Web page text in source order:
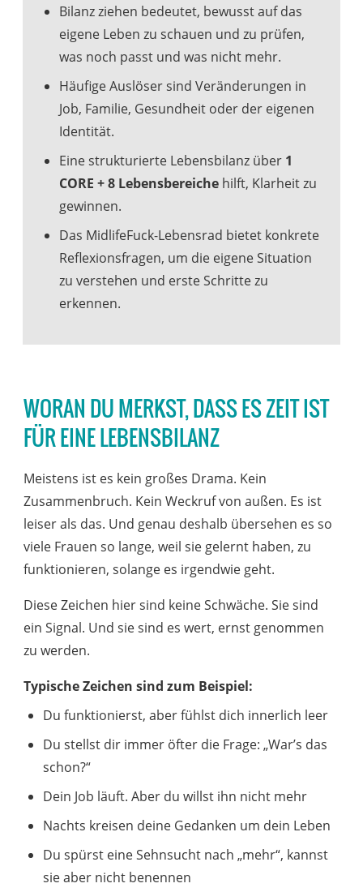
Bilanz ziehen bedeutet, bewusst auf das
eigene Leben zu schauen und zu prüfen,
was noch passt und was nicht mehr.
Häufige Auslöser sind Veränderungen in
Job, Familie, Gesundheit oder der eigenen
Identität.
Eine strukturierte Lebensbilanz über 1
CORE + 8 Lebensbereiche hilft, Klarheit zu
gewinnen.
Das MidlifeFuck-Lebensrad bietet konkrete
Reflexionsfragen, um die eigene Situation
zu verstehen und erste Schritte zu
erkennen.
WORAN DU MERKST, DASS ES ZEIT IST
FÜR EINE LEBENSBILANZ
Meistens ist es kein großes Drama. Kein
Zusammenbruch. Kein Weckruf von außen. Es ist
leiser als das. Und genau deshalb übersehen es so
viele Frauen so lange, weil sie gelernt haben, zu
funktionieren, solange es irgendwie geht.
Diese Zeichen hier sind keine Schwäche. Sie sind
ein Signal. Und sie sind es wert, ernst genommen
zu werden.
Typische Zeichen sind zum Beispiel:
Du funktionierst, aber fühlst dich innerlich leer
Du stellst dir immer öfter die Frage: „War’s das
schon?“
Dein Job läuft. Aber du willst ihn nicht mehr
Nachts kreisen deine Gedanken um dein Leben
Du spürst eine Sehnsucht nach „mehr“, kannst
sie aber nicht benennen